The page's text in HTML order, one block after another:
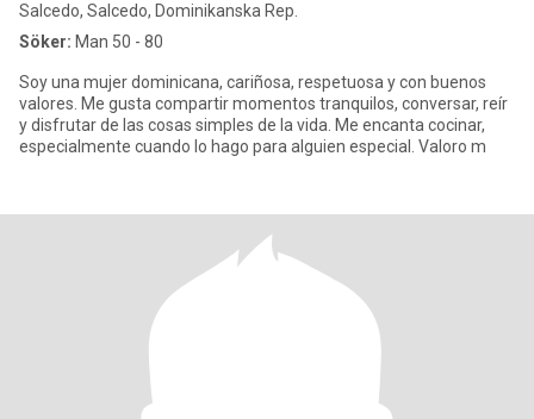
Salcedo, Salcedo, Dominikanska Rep.
Söker: Man 50 - 80
Soy una mujer dominicana, cariñosa, respetuosa y con buenos
valores. Me gusta compartir momentos tranquilos, conversar, reír
y disfrutar de las cosas simples de la vida. Me encanta cocinar,
especialmente cuando lo hago para alguien especial. Valoro m